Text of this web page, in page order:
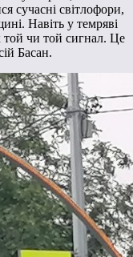
сучасні світлофори,
Навіть у темряві
той чи той сигнал. Це
Басан.